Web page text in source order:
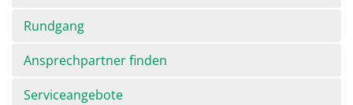
Rundgang
Ansprechpartner finden
Serviceangebote